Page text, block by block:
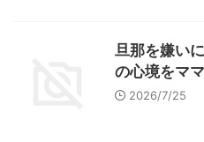
旦那を嫌い
の心境をマ
2026/7/25